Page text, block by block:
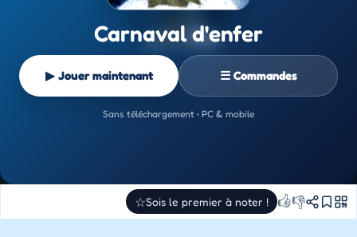
Carnaval d'enfer
▶ Jouer maintenant ☰ Commandes
Sans téléchargement • PC & mobile
☆Sois le premier à noter ! 👍👎